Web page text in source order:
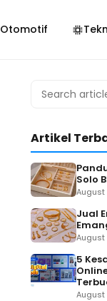
Otomotif
Search
Artikel
Solo
August
Jual
August
5
August